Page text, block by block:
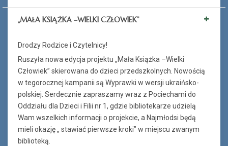
„MAŁA KSIĄŻKA –WIELKI CZŁOWIEK”
Drodzy Rodzice i Czytelnicy!
Ruszyła nowa edycja projektu „Mała Książka –Wielki
Człowiek” skierowana do dzieci przedszkolnych. Nowością
w tegorocznej kampanii są Wyprawki w wersji ukraińsko-
polskiej. Serdecznie zapraszamy wraz z Pociechami do
Oddziału dla Dzieci i Filii nr 1, gdzie bibliotekarze udzielą
Wam wszelkich informacji o projekcie, a Najmłodsi będą
mieli okazję „ stawiać pierwsze kroki” w miejscu zwanym
biblioteką.